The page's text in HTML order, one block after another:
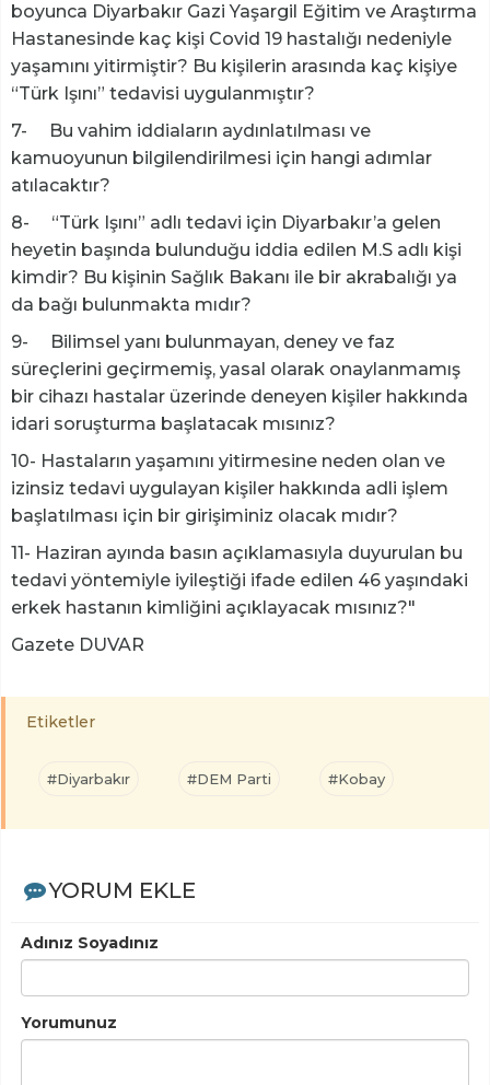
boyunca Diyarbakır Gazi Yaşargil Eğitim ve Araştırma
Hastanesinde kaç kişi Covid 19 hastalığı nedeniyle
yaşamını yitirmiştir? Bu kişilerin arasında kaç kişiye
“Türk Işını” tedavisi uygulanmıştır?
7- Bu vahim iddiaların aydınlatılması ve
kamuoyunun bilgilendirilmesi için hangi adımlar
atılacaktır?
8- “Türk Işını” adlı tedavi için Diyarbakır’a gelen
heyetin başında bulunduğu iddia edilen M.S adlı kişi
kimdir? Bu kişinin Sağlık Bakanı ile bir akrabalığı ya
da bağı bulunmakta mıdır?
9- Bilimsel yanı bulunmayan, deney ve faz
süreçlerini geçirmemiş, yasal olarak onaylanmamış
bir cihazı hastalar üzerinde deneyen kişiler hakkında
idari soruşturma başlatacak mısınız?
10- Hastaların yaşamını yitirmesine neden olan ve
izinsiz tedavi uygulayan kişiler hakkında adli işlem
başlatılması için bir girişiminiz olacak mıdır?
11- Haziran ayında basın açıklamasıyla duyurulan bu
tedavi yöntemiyle iyileştiği ifade edilen 46 yaşındaki
erkek hastanın kimliğini açıklayacak mısınız?"
Gazete DUVAR
Etiketler
#Diyarbakır #DEM Parti #Kobay
YORUM EKLE
Adınız Soyadınız
Yorumunuz